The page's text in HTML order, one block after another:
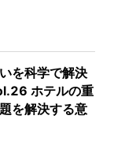
を科学で解決
ホテルの重
を解決する意